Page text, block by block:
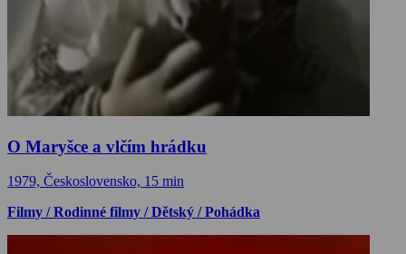
O Maryšce a vlčím hrádku
1979, Československo, 15 min
Filmy / Rodinné filmy / Dětský / Pohádka